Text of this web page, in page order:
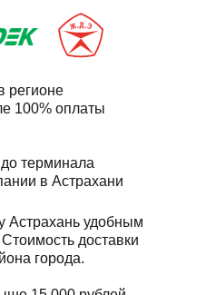
регионе
100% оплаты
терминала
в Астрахани
Астрахань удобным
доставки
города.